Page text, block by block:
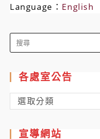
Language： English
Search
for:
各處室公告
各
處
選取分類
宣導網站